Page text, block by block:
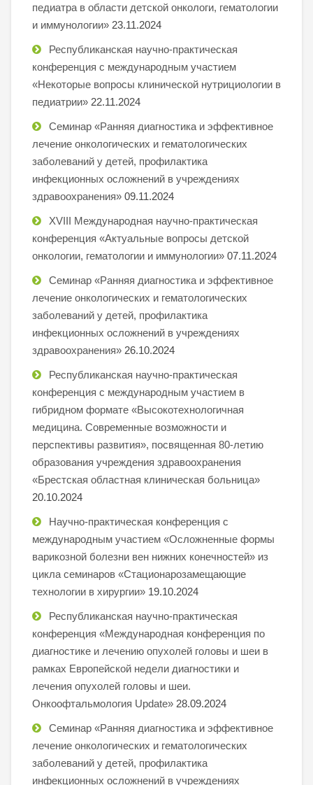
педиатра в области детской онкологи, гематологии
и иммунологии» 23.11.2024
Республиканская научно-практическая
конференция с международным участием
«Некоторые вопросы клинической нутрициологии в
педиатрии» 22.11.2024
Семинар «Ранняя диагностика и эффективное
лечение онкологических и гематологических
заболеваний у детей, профилактика
инфекционных осложнений в учреждениях
здравоохранения» 09.11.2024
XVIII Международная научно-практическая
конференция «Актуальные вопросы детской
онкологии, гематологии и иммунологии» 07.11.2024
Семинар «Ранняя диагностика и эффективное
лечение онкологических и гематологических
заболеваний у детей, профилактика
инфекционных осложнений в учреждениях
здравоохранения» 26.10.2024
Республиканская научно-практическая
конференция с международным участием в
гибридном формате «Высокотехнологичная
медицина. Современные возможности и
перспективы развития», посвященная 80-летию
образования учреждения здравоохранения
«Брестская областная клиническая больница»
20.10.2024
Научно-практическая конференция с
международным участием «Осложненные формы
варикозной болезни вен нижних конечностей» из
цикла семинаров «Стационарозамещающие
технологии в хирургии» 19.10.2024
Республиканская научно-практическая
конференция «Международная конференция по
диагностике и лечению опухолей головы и шеи в
рамках Европейской недели диагностики и
лечения опухолей головы и шеи.
Онкоофтальмология Update» 28.09.2024
Семинар «Ранняя диагностика и эффективное
лечение онкологических и гематологических
заболеваний у детей, профилактика
инфекционных осложнений в учреждениях